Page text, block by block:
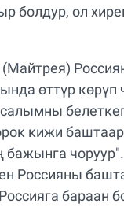
болдур, ол
өттүр көрүп
салымны
кижи
бажынга
Россияны
бараан